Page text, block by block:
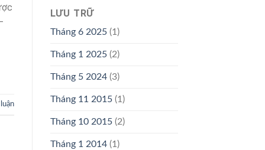
LƯU TRỮ
Tháng 6 2025(1)
Tháng 1 2025(2)
Tháng 5 2024(3)
Tháng 11 2015(1)
Tháng 10 2015(2)
Tháng 1 2014(1)